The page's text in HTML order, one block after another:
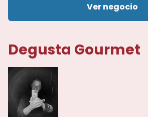
Ver negocio
Degusta Gourmet